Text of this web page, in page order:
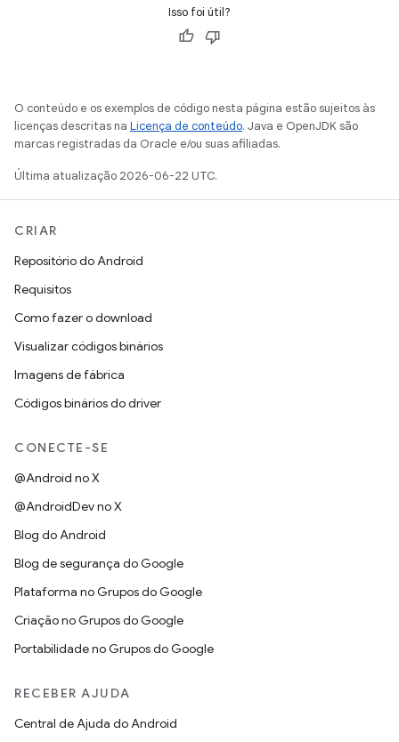
Isso foi útil?
O conteúdo e os exemplos de código nesta página estão sujeitos às
licenças descritas na Licença de conteúdo. Java e OpenJDK são
marcas registradas da Oracle e/ou suas afiliadas.
Última atualização 2026-06-22 UTC.
CRIAR
Repositório do Android
Requisitos
Como fazer o download
Visualizar códigos binários
Imagens de fábrica
Códigos binários do driver
CONECTE-SE
@Android no X
@AndroidDev no X
Blog do Android
Blog de segurança do Google
Plataforma no Grupos do Google
Criação no Grupos do Google
Portabilidade no Grupos do Google
RECEBER AJUDA
Central de Ajuda do Android